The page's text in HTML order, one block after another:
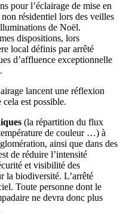
pour l’éclairage de mise en
résidentiel lors des veilles
de Noël.
dispositions, lors
local définis par arrêté
d’affluence exceptionnelle
lancent une réflexion
est possible.
(la répartition du flux
de couleur …) à
ainsi que dans des
de réduire l’intensité
et visibilité des
la biodiversité. L’arrêté
Toute personne dont le
ne devra donc plus